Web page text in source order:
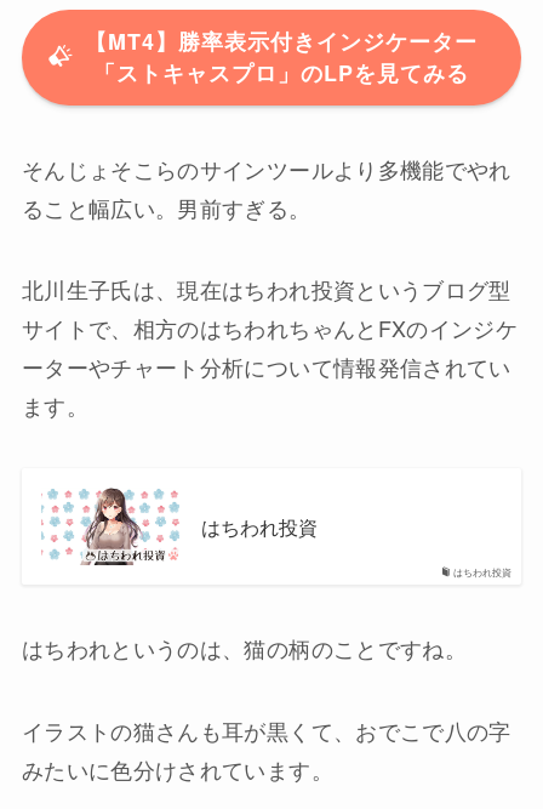
【MT4】勝率表示付きインジケーター
「ストキャスプロ」のLPを見てみる
そんじょそこらのサインツールより多機能でやれ
ること幅広い。男前すぎる。
北川生子氏は、現在はちわれ投資というブログ型
サイトで、相方のはちわれちゃんとFXのインジケ
ーターやチャート分析について情報発信されてい
ます。
はちわれ投資
はちわれ投資
はちわれというのは、猫の柄のことですね。
イラストの猫さんも耳が黒くて、おでこで八の字
みたいに色分けされています。